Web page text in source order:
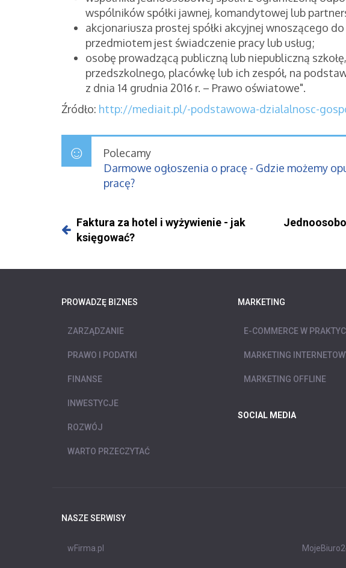
wspólników spółki jawnej, komandytowej lub
akcjonariusza prostej spółki akcyjnej wnoszącego
przedmiotem jest świadczenie pracy lub usług;
osobę prowadzącą publiczną lub niepubliczną
przedszkolnego, placówkę lub ich zespół, na
z dnia 14 grudnia 2016 r. – Prawo oświatowe".
Źródło: http://mediait.pl/-podstawowa-dzialalnosc-
Polecamy
Darmowe ogłoszenia o pracę - Gdzie możemy
pracę?
Faktura za hotel i wyżywienie - jak
księgować?
PROWADZĘ BIZNES
ZARZĄDZANIE
PRAWO I PODATKI
FINANSE
INWESTYCJE
ROZWÓJ
WARTO PRZECZYTAĆ
MARKETING
E-COMMERCE W
MARKETING
MARKETING OFFLINE
SOCIAL MEDIA
NASZE SERWISY
wFirma.pl